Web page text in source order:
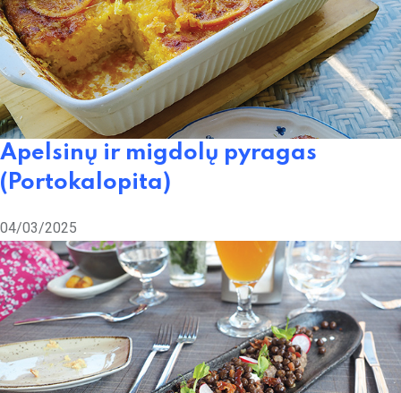
Apelsinų ir migdolų pyragas
(Portokalopita)
04/03/2025